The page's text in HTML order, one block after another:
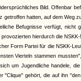
Bild. Offenbar
hatten, auf dem Weg
Befugnisse verfügt, nicht
hierdurch die
Form Partei für die NSKK-
Vierteln stammen
um Jugendliche handele,
"Clique" gehört, die auf ihn